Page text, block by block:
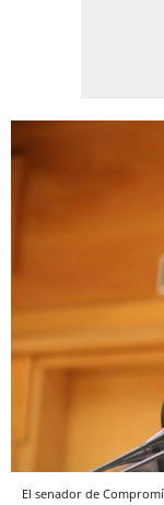
El senador de